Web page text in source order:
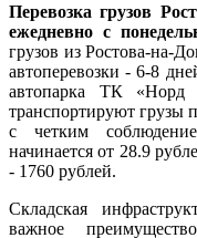
Перевозка грузов
ежедневно с
грузов из Ростова-на-
автоперевозки - 6-8
автопарка ТК «Норд
транспортируют грузы
с четким
начинается от 28.9
- 1760 рублей.
Складская
важное